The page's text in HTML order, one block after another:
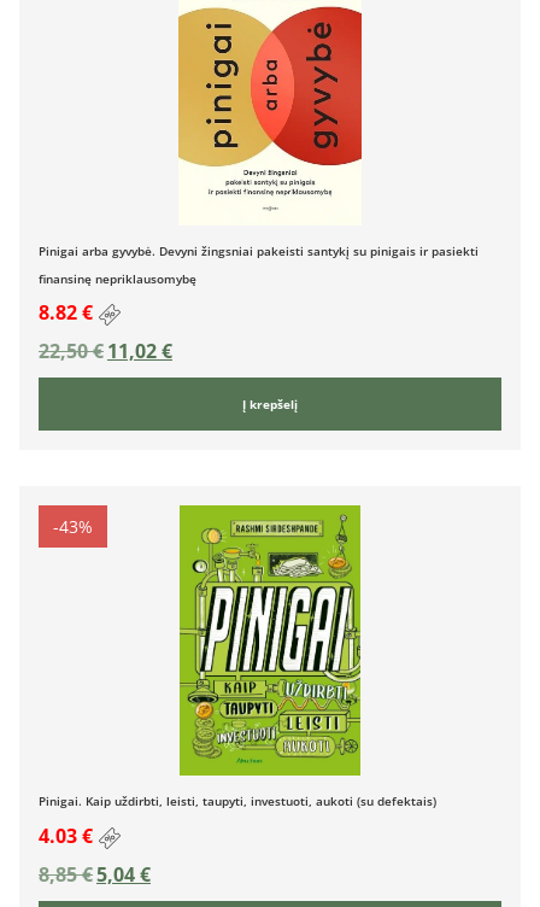
Pinigai arba gyvybė. Devyni žingsniai pakeisti santykį su pinigais ir pasiekti
finansinę nepriklausomybę
8.82 €
22,50€11,02€
Į krepšelį
-43%
Pinigai. Kaip uždirbti, leisti, taupyti, investuoti, aukoti (su defektais)
4.03 €
8,85€5,04€